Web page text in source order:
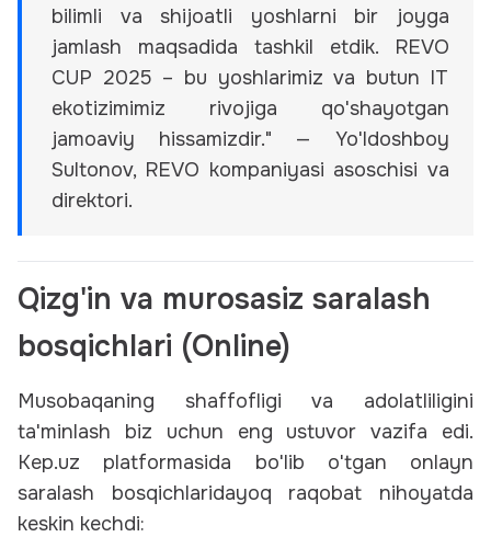
bilimli va shijoatli yoshlarni bir joyga
jamlash maqsadida tashkil etdik. REVO
CUP 2025 – bu yoshlarimiz va butun IT
ekotizimimiz rivojiga qo'shayotgan
jamoaviy hissamizdir." — Yo'ldoshboy
Sultonov, REVO kompaniyasi asoschisi va
direktori.
Qizg'in va murosasiz saralash
bosqichlari (Online)
Musobaqaning shaffofligi va adolatliligini
ta'minlash biz uchun eng ustuvor vazifa edi.
Kep.uz platformasida bo'lib o'tgan onlayn
saralash bosqichlaridayoq raqobat nihoyatda
keskin kechdi: